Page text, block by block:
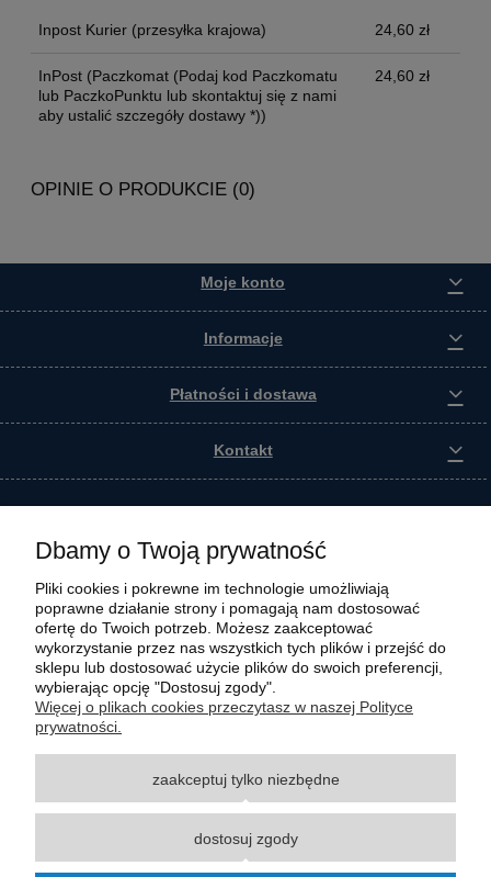
Inpost Kurier (przesyłka krajowa) 24,60 zł
InPost (Paczkomat (Podaj kod Paczkomatu
lub PaczkoPunktu lub skontaktuj się z nami
aby ustalić szczegóły dostawy *))
24,60 zł
OPINIE O PRODUKCIE (0)
Moje konto
Informacje
Płatności i dostawa
Kontakt
Wszystkie materiały graficzne i zdjęciowe zamieszczone na stronie internetowej polmasz.pl
są prawnie chronione i stanowią własność intelektualną polmasz.pl. Jakiekolwiek
z zastrzeżeniem korzystania o charakterze niekomercyjnym dla użytku osobistego, ze
wskazaniem źródła. Nazwy Carraro, Case, Cat, Caterpillar, Dana Spicer, Doosan, Komatsu,
znakami towarowymi odpowiednich producentów oryginalnego sprzętu. Wszystkie nazwy,
opisy, numery i symbole zostały użyte wyłącznie w celach informacyjnych lub
Dbamy o Twoją prywatność
Pliki cookies i pokrewne im technologie umożliwiają
poprawne działanie strony i pomagają nam dostosować
ofertę do Twoich potrzeb. Możesz zaakceptować
wykorzystanie przez nas wszystkich tych plików i przejść do
sklepu lub dostosować użycie plików do swoich preferencji,
wybierając opcję "Dostosuj zgody".
Więcej o plikach cookies przeczytasz w naszej Polityce
prywatności.
zaakceptuj tylko niezbędne
dostosuj zgody